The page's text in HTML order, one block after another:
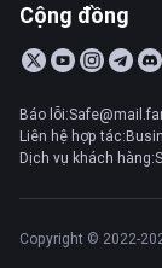
Cộng đồng
Báo
Liên hệ hợp
Dịch vụ khách
Copyright © 2022-